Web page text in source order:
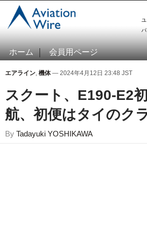
ホーム 会員用ページ
エアライン, 機体— 2024年4月12日 23:48 JST
スクート、E190-E2
航、初便はタイのク
By Tadayuki YOSHIKAWA